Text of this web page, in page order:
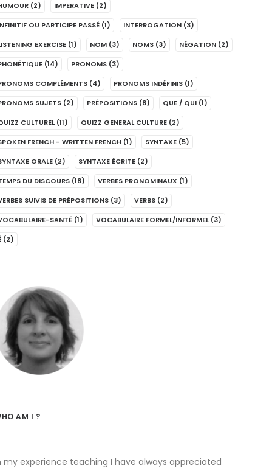
(2) IMPERATIVE (2)
OU PARTICIPE PASSÉ (1) INTERROGATION (3)
EXERCISE (1) NOM (3) NOMS (3) NÉGATION (2)
(14) PRONOMS (3)
COMPLÉMENTS (4) PRONOMS INDÉFINIS (1)
SUJETS (2) PRÉPOSITIONS (8) QUE / QUI (1)
CULTUREL (11) QUIZZ GENERAL CULTURE (2)
FRENCH - WRITTEN FRENCH (1) SYNTAXE (5)
ORALE (2) SYNTAXE ÉCRITE (2)
DU DISCOURS (18) VERBES PRONOMINAUX (1)
SUIVIS DE PRÉPOSITIONS (3) VERBS (2)
SANTÉ (1) VOCABULAIRE FORMEL/INFORMEL (3)
(2)
AM I ?
my experience teaching I have always appreciated